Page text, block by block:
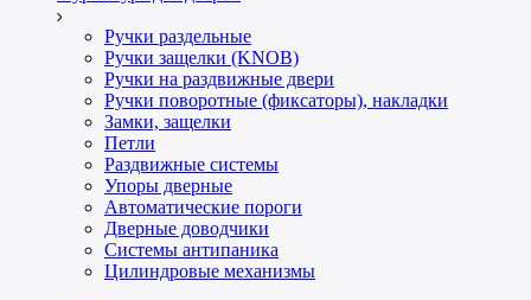
Ручки раздельные
Ручки защелки (KNOB)
Ручки на раздвижные двери
Ручки поворотные (фиксаторы), накладки
Замки, защелки
Петли
Раздвижные системы
Упоры дверные
Автоматические пороги
Дверные доводчики
Системы антипаника
Цилиндровые механизмы